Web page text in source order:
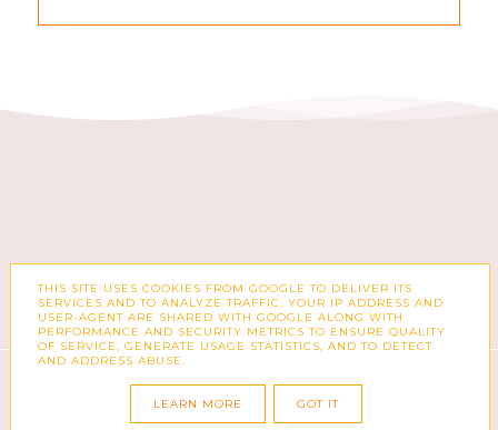
FACEBOOK INSTAGRAM
KSIĄŻKACH, KOSMETYKACH I CODZIENNOŚCI
BLOG DESIGN: KAROGRAFIA.PL
THIS SITE USES COOKIES FROM GOOGLE TO DELIVER ITS
SERVICES AND TO ANALYZE TRAFFIC. YOUR IP ADDRESS AND
USER-AGENT ARE SHARED WITH GOOGLE ALONG WITH
PERFORMANCE AND SECURITY METRICS TO ENSURE QUALITY
OF SERVICE, GENERATE USAGE STATISTICS, AND TO DETECT
AND ADDRESS ABUSE.
LEARN MORE GOT IT